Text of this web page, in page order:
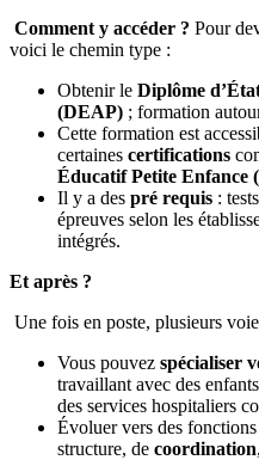
Comment y accéder ? Pour
voici le chemin type :
Obtenir le Diplôme
(DEAP) ; formation
Cette formation est
certaines certifications
Éducatif Petite Enfance
Il y a des pré requis :
épreuves selon les
intégrés.
Et après ?
Une fois en poste, plusieurs
Vous pouvez spécialiser
travaillant avec des
des services hospitaliers
Évoluer vers des
structure, de coordination